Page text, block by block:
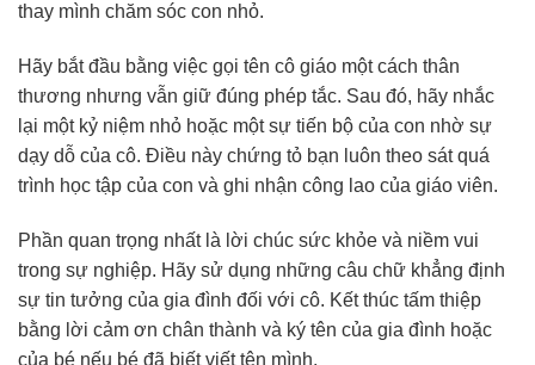
thay mình chăm sóc con nhỏ.
Hãy bắt đầu bằng việc gọi tên cô giáo một cách thân
thương nhưng vẫn giữ đúng phép tắc. Sau đó, hãy nhắc
lại một kỷ niệm nhỏ hoặc một sự tiến bộ của con nhờ sự
dạy dỗ của cô. Điều này chứng tỏ bạn luôn theo sát quá
trình học tập của con và ghi nhận công lao của giáo viên.
Phần quan trọng nhất là lời chúc sức khỏe và niềm vui
trong sự nghiệp. Hãy sử dụng những câu chữ khẳng định
sự tin tưởng của gia đình đối với cô. Kết thúc tấm thiệp
bằng lời cảm ơn chân thành và ký tên của gia đình hoặc
của bé nếu bé đã biết viết tên mình.